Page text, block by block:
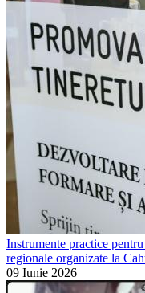
Instrumente practice
regionale organizate la
09 Iunie 2026